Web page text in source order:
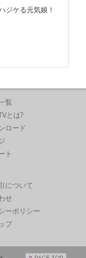
ジケる元気娘！
覧
とは?
ロード
ト
について
せ
ーポリシー
プ